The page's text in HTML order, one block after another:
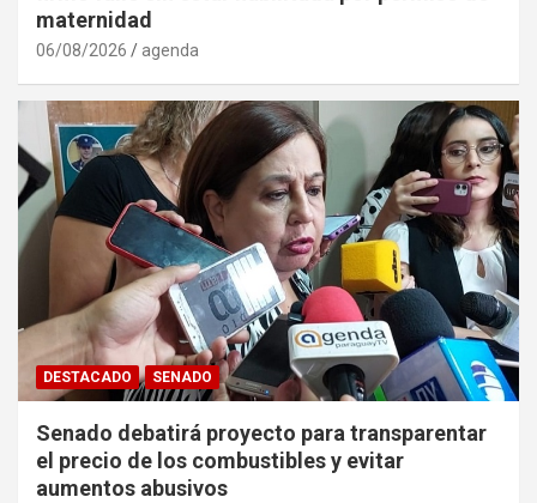
maternidad
06/08/2026 agenda
DESTACADO SENADO
Senado debatirá proyecto para transparentar
el precio de los combustibles y evitar
aumentos abusivos